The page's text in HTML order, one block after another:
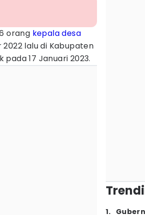
orang kepala desa
lalu di Kabupaten
17 Januari 2023.
1.